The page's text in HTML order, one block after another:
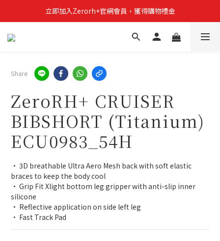
立即加入Zerorh+官網會員，獲得購物禮金
立即加入Zerorh+官網會員，獲得購物禮金
Zerorh+期間限定優惠全館滿15000折1500滿20000折2500
Share
ZeroRH+ CRUISER
BIBSHORT (Titanium)
ECU0983_54H
• 3D breathable Ultra Aero Mesh back with soft elastic
braces to keep the body cool
• Grip Fit Xlight bottom leg gripper with anti-slip inner
silicone
• Reflective application on side left leg
• Fast Track Pad